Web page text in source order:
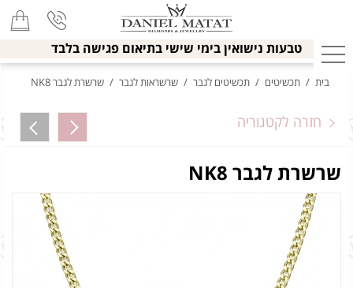
טבעות נישואין בימי שישי בתיאום פגישה בלבד
בית / תכשיטים / תכשיטים לגבר / שרשראות לגבר / שרשרת לגבר NK8
חזרה לקטגוריה
שרשרת לגבר NK8